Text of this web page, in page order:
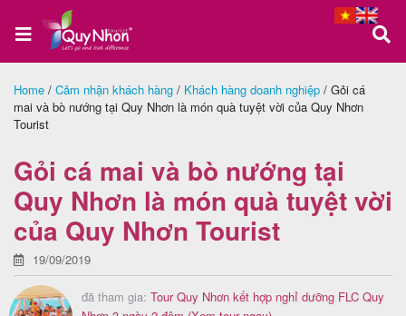
Trang
Tour
Quy
Nhơn
Home / Cảm nhận khách hàng / Khách hàng doanh nghiệp / Gỏi cá
mai và bò nướng tại Quy Nhơn là món quà tuyệt vời của Quy Nhơn
Tourist
Gỏi cá mai và bò nướng tại
Quy Nhơn là món quà tuyệt vời
của Quy Nhơn Tourist
19/09/2019
đã tham gia: Tour Quy Nhơn kết hợp nghỉ dưỡng FLC Quy